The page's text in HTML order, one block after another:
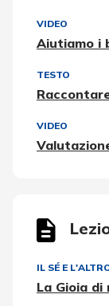
VIDEO
Aiutiamo i
TESTO
VIDEO
IL SÉ E
La Gioia di